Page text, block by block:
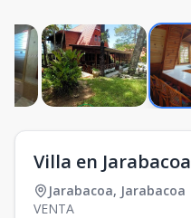
Villa en Jarabacoa
Jarabacoa, Jarabacoa
VENTA